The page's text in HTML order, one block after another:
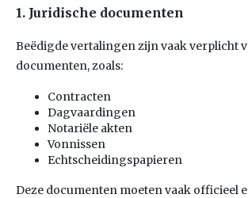
1. Juridische documenten
Beëdigde vertalingen zijn vaak verplicht
documenten, zoals:
Contracten
Dagvaardingen
Notariële akten
Vonnissen
Echtscheidingspapieren
Deze documenten moeten vaak officieel